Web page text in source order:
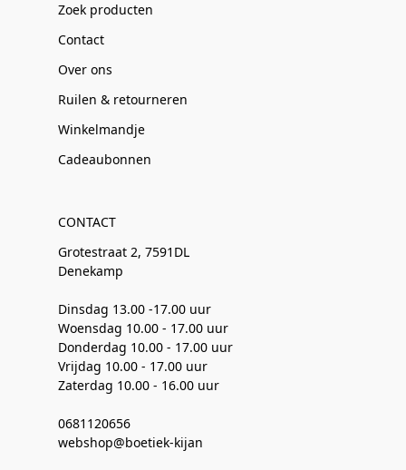
Zoek producten
Contact
Over ons
Ruilen & retourneren
Winkelmandje
Cadeaubonnen
CONTACT
Grotestraat 2, 7591DL
Denekamp
Dinsdag 13.00 -17.00 uur
Woensdag 10.00 - 17.00 uur
Donderdag 10.00 - 17.00 uur
Vrijdag 10.00 - 17.00 uur
Zaterdag 10.00 - 16.00 uur
0681120656
webshop@boetiek-kijan